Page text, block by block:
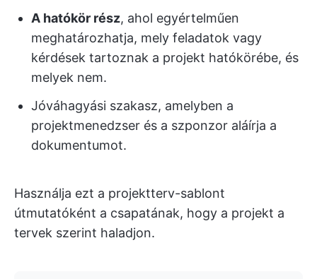
A hatókör rész, ahol egyértelműen
meghatározhatja, mely feladatok vagy
kérdések tartoznak a projekt hatókörébe, és
melyek nem.
Jóváhagyási szakasz, amelyben a
projektmenedzser és a szponzor aláírja a
dokumentumot.
Használja ezt a projektterv-sablont
útmutatóként a csapatának, hogy a projekt a
tervek szerint haladjon.